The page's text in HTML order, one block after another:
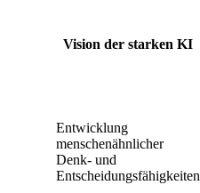
Vision der starken KI
Entwicklung
menschenähnlicher
Denk- und
Entscheidungsfähigkeiten